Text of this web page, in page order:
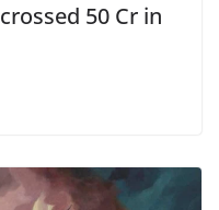
50 Cr in